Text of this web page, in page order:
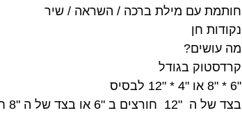
חותמת עם מילת ברכה / השראה / שיר
נקודות חן
מה עושים?
קרדסטוק בגודל
"6 * "8 או "4 * "12 לבסיס
בצד של ה "12 חורצים ב "6 או בצד של ה "8 חורצים ב "4